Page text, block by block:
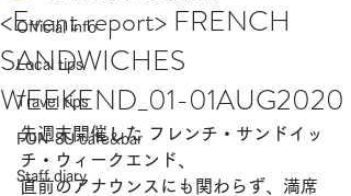
Official info
Local tips
Travel tips
FON-SU cafe&bar
Staff diary
<Event report> FRENCH
SANDWICHES
WEEKEND_01-01AUG2020
先週末開催した フレンチ・サンドイッ
チ・ウィークエンド、
直前のアナウンスにも関わらず、満席